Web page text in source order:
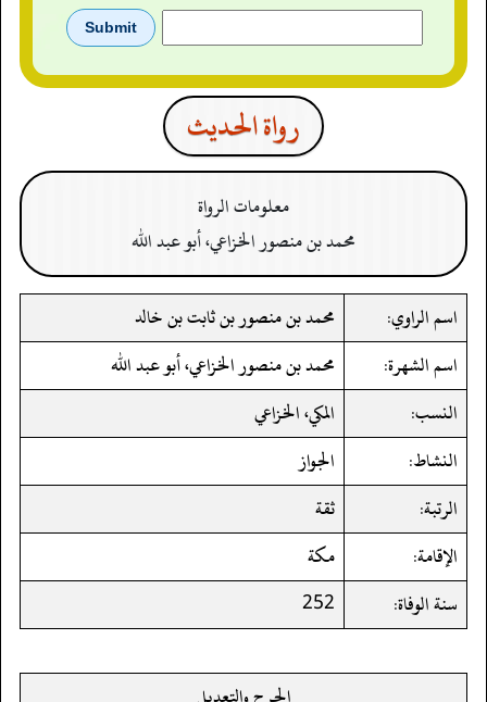
رواة الحدیث
معلومات الرواة
محمد بن منصور الخزاعي، أبو عبد الله
اسم الراوي:
محمد بن منصور بن ثابت بن خالد
اسم الشهرة:
محمد بن منصور الخزاعي، أبو عبد الله
النسب:
المكي، الخزاعي
النشاط:
الجواز
الرتبة:
ثقة
الإقامة:
مكة
سنة الوفاة:
252